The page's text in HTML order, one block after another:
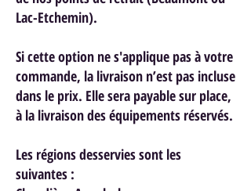
Lac-Etchemin).
Si cette option ne s'applique pas à votre
commande, la livraison n’est pas incluse
dans le prix. Elle sera payable sur place,
à la livraison des équipements réservés.
Les régions desservies sont les
suivantes :